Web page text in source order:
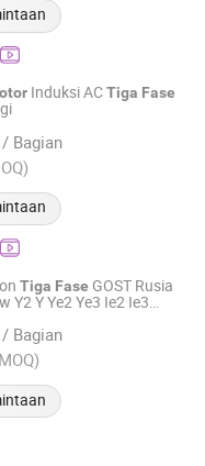
Induksi ACTiga Fase
/ Bagian
Co., Ltd.
2020
Tiga Fase GOST Rusia
Y2 Y Ye2 Ye3 Ie2 Ie3
/ Bagian
Ltd.
2020